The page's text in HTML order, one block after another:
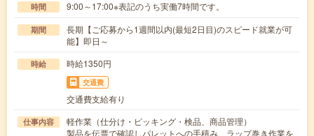
時間 9:00～17:00※表記のうち実働7時間です。
期間
長期【ご応募から1週間以内(最短2日目)のスピード就業が可
能】即日～
時給 時給1350円
交通費
交通費支給有り
仕事内容
軽作業（仕分け・ピッキング・検品、商品管理）
製品を伝票で確認しパレットへの手積み、ラップ巻き作業を